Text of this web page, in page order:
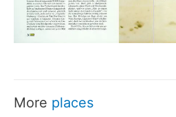
More places